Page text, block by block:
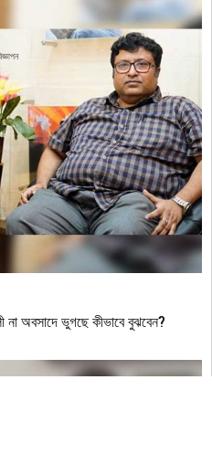
অবসাদে ভুগছে কীভাবে বুঝবেন?